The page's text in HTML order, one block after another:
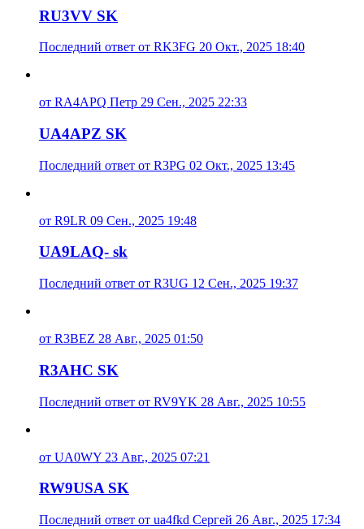
RU3VV SK
Последний ответ от RK3FG 20 Окт., 2025 18:40
от RA4APQ Петр 29 Сен., 2025 22:33
UA4APZ SK
Последний ответ от R3PG 02 Окт., 2025 13:45
от R9LR 09 Сен., 2025 19:48
UA9LAQ- sk
Последний ответ от R3UG 12 Сен., 2025 19:37
от R3BEZ 28 Авг., 2025 01:50
R3AHC SK
Последний ответ от RV9YK 28 Авг., 2025 10:55
от UA0WY 23 Авг., 2025 07:21
RW9USA SK
Последний ответ от ua4fkd Сергей 26 Авг., 2025 17:34